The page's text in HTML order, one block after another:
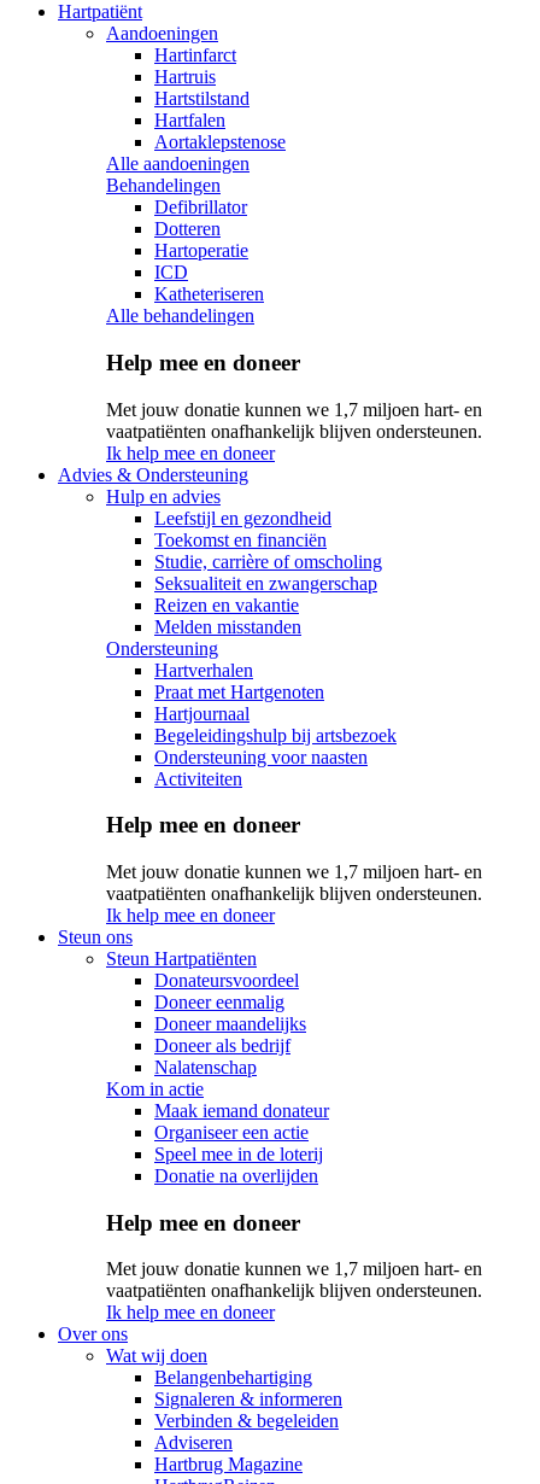
Hartpatiënt
Aandoeningen
Hartinfarct
Hartruis
Hartstilstand
Hartfalen
Aortaklepstenose
Alle aandoeningen
Behandelingen
Defibrillator
Dotteren
Hartoperatie
ICD
Katheteriseren
Alle behandelingen
Help mee en doneer
Met jouw donatie kunnen we 1,7 miljoen hart- en
vaatpatiënten onafhankelijk blijven ondersteunen.
Ik help mee en doneer
Advies & Ondersteuning
Hulp en advies
Leefstijl en gezondheid
Toekomst en financiën
Studie, carrière of omscholing
Seksualiteit en zwangerschap
Reizen en vakantie
Melden misstanden
Ondersteuning
Hartverhalen
Praat met Hartgenoten
Hartjournaal
Begeleidingshulp bij artsbezoek
Ondersteuning voor naasten
Activiteiten
Help mee en doneer
Met jouw donatie kunnen we 1,7 miljoen hart- en
vaatpatiënten onafhankelijk blijven ondersteunen.
Ik help mee en doneer
Steun ons
Steun Hartpatiënten
Donateursvoordeel
Doneer eenmalig
Doneer maandelijks
Doneer als bedrijf
Nalatenschap
Kom in actie
Maak iemand donateur
Organiseer een actie
Speel mee in de loterij
Donatie na overlijden
Help mee en doneer
Met jouw donatie kunnen we 1,7 miljoen hart- en
vaatpatiënten onafhankelijk blijven ondersteunen.
Ik help mee en doneer
Over ons
Wat wij doen
Belangenbehartiging
Signaleren & informeren
Verbinden & begeleiden
Adviseren
Hartbrug Magazine